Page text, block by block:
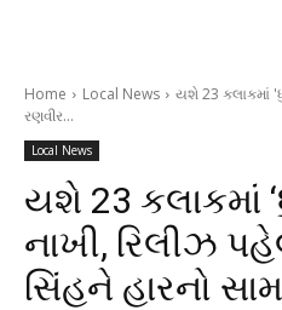
Home Local News
યશે 23 કલાકમાં
રણવીર...
Local News
યશે 23 કલાકમાં
નાખી, રિલીઝ
સિંહને હારનો